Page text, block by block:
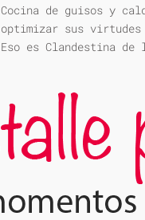
Cocina de guisos y
optimizar sus
Eso es Clandestina